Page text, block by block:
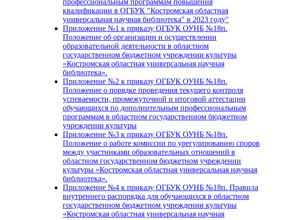
квалификации в ОГБУК "Костромская областная
универсальная научная библиотека" в 2023 году"
Приложение №1 к приказу ОГБУК ОУНБ №18п.
Положение об организации и осуществлении
образовательной деятельности в областном
государственном бюджетном учреждении культуры
«Костромская областная универсальная научная
библиотека».
Приложение №2 к приказу ОГБУК ОУНБ №18п.
Положение о порядке проведения текущего контроля
успеваемости, промежуточной и итоговой аттестации
обучающихся по дополнительным профессиональным
программам в областном государственном бюджетном
учреждении культуры
Приложение №3 к приказу ОГБУК ОУНБ №18п.
Положение о работе комиссии по урегулированию споров
между участниками образовательных отношений в
областном государственном бюджетном учреждении
культуры «Костромская областная универсальная научная
библиотека».
Приложение №4 к приказу ОГБУК ОУНБ №18п. Правила
внутреннего распорядка для обучающихся в областном
государственном бюджетном учреждении культуры
«Костромская областная универсальная научная